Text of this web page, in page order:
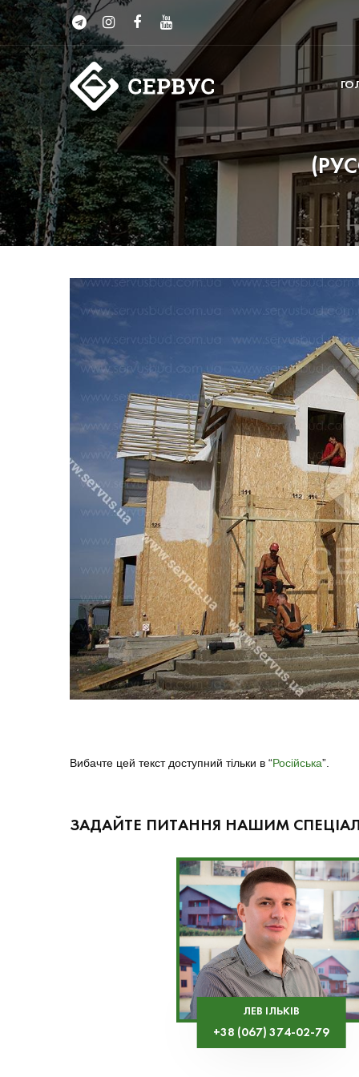
Вибачте цей текст доступний тільки в “Російська”.
ЗАДАЙТЕ ПИТАННЯ НАШИМ
ЛЕВ ІЛЬКІВ
+38 (067) 374-02-79